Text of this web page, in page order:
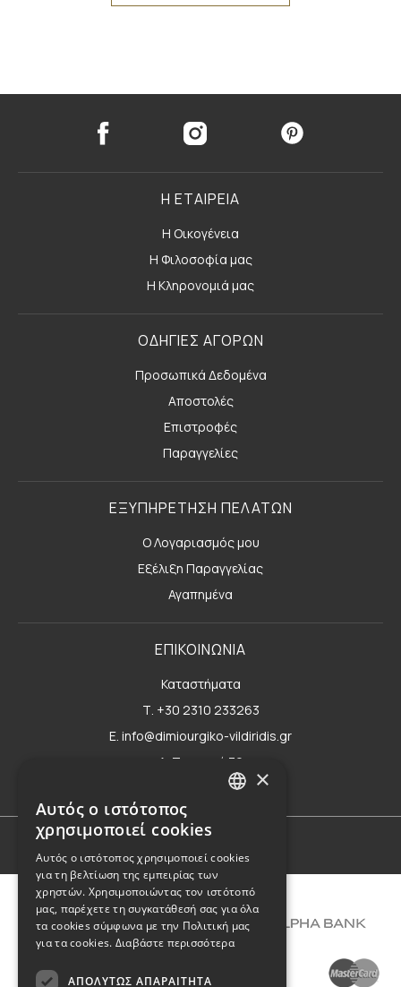
Η ΕΤΑΙΡΕΙΑ
Η Οικογένεια
Η Φιλοσοφία μας
Η Κληρονομιά μας
ΟΔΗΓΙΕΣ ΑΓΟΡΩΝ
Προσωπικά Δεδομένα
Αποστολές
Επιστροφές
Παραγγελίες
ΕΞΥΠΗΡΕΤΗΣΗ ΠΕΛΑΤΩΝ
Ο Λογαριασμός μου
Εξέλιξη Παραγγελίας
Αγαπημένα
ΕΠΙΚΟΙΝΩΝΙΑ
Καταστήματα
Τ. +30 2310 233263
E. info@dimiourgiko-vildiridis.gr
Δ. Τσιμισκή 70
Φόρμα επικοινωνίας×
Αυτός ο ιστότοπος
χρησιμοποιεί cookies
Αυτός ο ιστότοπος χρησιμοποιεί cookies
για τη βελτίωση της εμπειρίας των
χρηστών. Χρησιμοποιώντας τον ιστότοπό
μας, παρέχετε τη συγκατάθεσή σας για όλα
τα cookies σύμφωνα με την Πολιτική μας
για τα cookies. Διαβάστε περισσότερα
ΑΠΟΛΎΤΩΣ ΑΠΑΡΑΊΤΗΤΑ